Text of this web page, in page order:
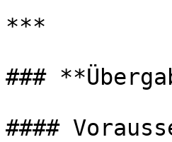
***
###
####